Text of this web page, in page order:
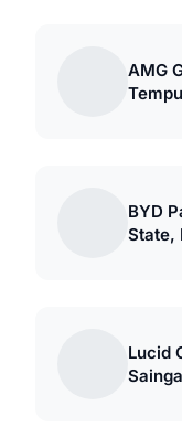
AMG
BYD
State,
Lucid